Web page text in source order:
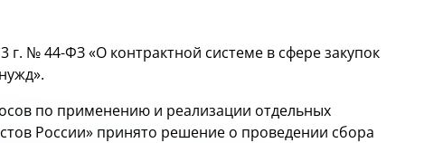
г. №44-ФЗ«О контрактной системе в сфере закупок
по применению и реализации отдельных
России» принято решение о проведении сбора